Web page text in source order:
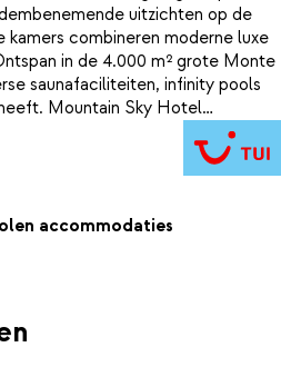
uitzichten op de
combineren moderne luxe
in de 4.000 m² grote Monte
saunafaciliteiten, infinity pools
Mountain Sky Hotel
met de skigebieden vlakbij.
eindeloze ontspanning.
accommodaties